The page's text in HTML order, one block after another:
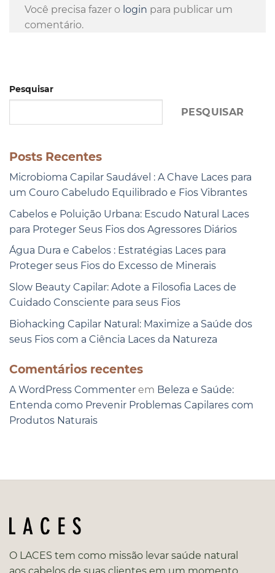
Você precisa fazer o login para publicar um
comentário.
Pesquisar
PESQUISAR
Posts Recentes
Microbioma Capilar Saudável : A Chave Laces para
um Couro Cabeludo Equilibrado e Fios Vibrantes
Cabelos e Poluição Urbana: Escudo Natural Laces
para Proteger Seus Fios dos Agressores Diários
Água Dura e Cabelos : Estratégias Laces para
Proteger seus Fios do Excesso de Minerais
Slow Beauty Capilar: Adote a Filosofia Laces de
Cuidado Consciente para seus Fios
Biohacking Capilar Natural: Maximize a Saúde dos
seus Fios com a Ciência Laces da Natureza
Comentários recentes
A WordPress Commenter em Beleza e Saúde:
Entenda como Prevenir Problemas Capilares com
Produtos Naturais
O LACES tem como missão levar saúde natural